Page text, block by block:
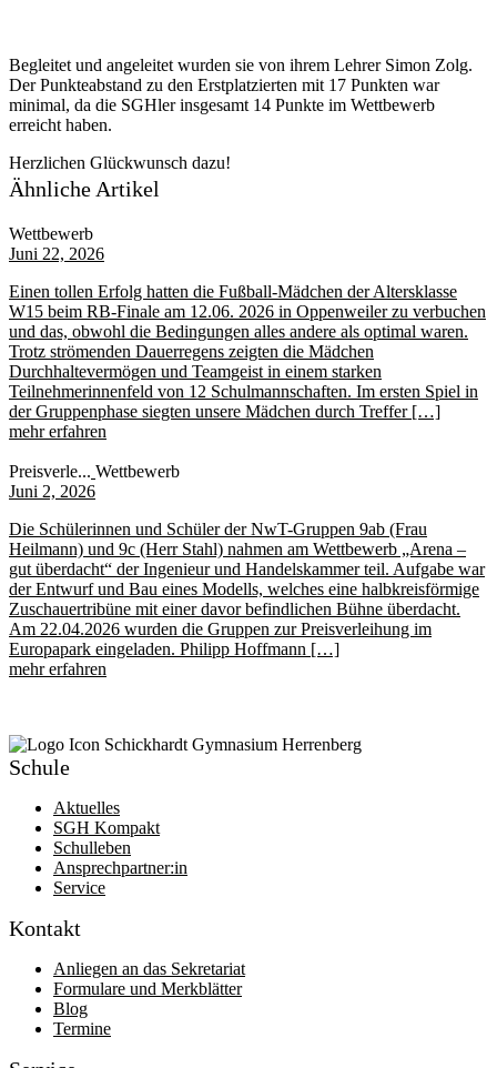
Begleitet und angeleitet wurden sie von ihrem Lehrer Simon Zolg.
Der Punkteabstand zu den Erstplatzierten mit 17 Punkten war
minimal, da die SGHler insgesamt 14 Punkte im Wettbewerb
erreicht haben.
Herzlichen Glückwunsch dazu!
Ähnliche Artikel
Wettbewerb
Juni 22, 2026
Einen tollen Erfolg hatten die Fußball-Mädchen der Altersklasse
W15 beim RB-Finale am 12.06. 2026 in Oppenweiler zu verbuchen
und das, obwohl die Bedingungen alles andere als optimal waren.
Trotz strömenden Dauerregens zeigten die Mädchen
Durchhaltevermögen und Teamgeist in einem starken
Teilnehmerinnenfeld von 12 Schulmannschaften. Im ersten Spiel in
der Gruppenphase siegten unsere Mädchen durch Treffer […]
mehr erfahren
Preisverle... Wettbewerb
Juni 2, 2026
Die Schülerinnen und Schüler der NwT-Gruppen 9ab (Frau
Heilmann) und 9c (Herr Stahl) nahmen am Wettbewerb „Arena –
gut überdacht“ der Ingenieur und Handelskammer teil. Aufgabe war
der Entwurf und Bau eines Modells, welches eine halbkreisförmige
Zuschauertribüne mit einer davor befindlichen Bühne überdacht.
Am 22.04.2026 wurden die Gruppen zur Preisverleihung im
Europapark eingeladen. Philipp Hoffmann […]
mehr erfahren
Schule
Aktuelles
SGH Kompakt
Schulleben
Ansprechpartner:in
Service
Kontakt
Anliegen an das Sekretariat
Formulare und Merkblätter
Blog
Termine